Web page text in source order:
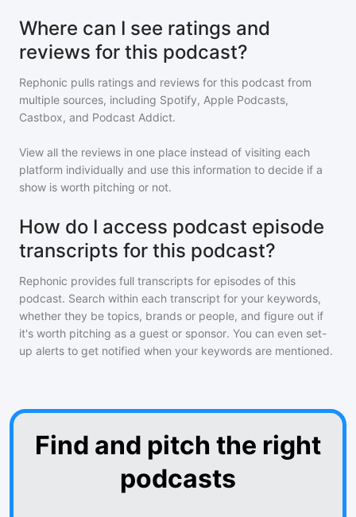
Where can I see ratings and
reviews for this podcast?
Rephonic pulls ratings and reviews for this podcast from
multiple sources, including Spotify, Apple Podcasts,
Castbox, and Podcast Addict.
View all the reviews in one place instead of visiting each
platform individually and use this information to decide if a
show is worth pitching or not.
How do I access podcast episode
transcripts for this podcast?
Rephonic provides full transcripts for episodes of this
podcast. Search within each transcript for your keywords,
whether they be topics, brands or people, and figure out if
it's worth pitching as a guest or sponsor. You can even set-
up alerts to get notified when your keywords are mentioned.
Find and pitch the right
podcasts